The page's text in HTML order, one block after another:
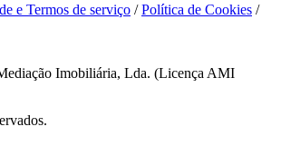
e Termos de serviço /Política de Cookies /
Imobiliária, Lda. (Licença AMI